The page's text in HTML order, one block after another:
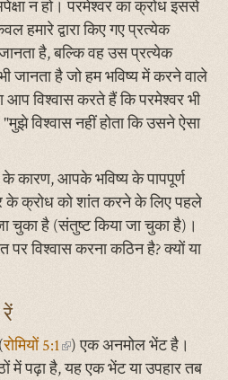
न हो। परमेश्वर का क्रोध इससे
हमारे द्वारा किए गए प्रत्येक
जानता है, बल्कि वह उस प्रत्येक
जानता है जो हम भविष्य में करने वाले
विश्वास करते हैं कि परमेश्वर भी
"मुझे विश्वास नहीं होता कि उसने ऐसा
कारण, आपके भविष्य के पापपूर्ण
के क्रोध को शांत करने के लिए पहले
चुका है (संतुष्ट किया जा चुका है)।
विश्वास करना कठिन है? क्यों या
रोमियों 5:1(link
is
) एक अनमोल भेंट है।
में पढ़ा है, यह एक भेंट या उपहार तब